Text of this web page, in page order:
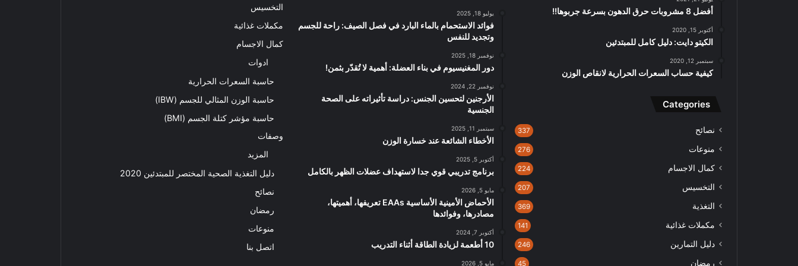
أفضل 8 مشروبات حرق الدهون بسرعة جربوها!!
أكتوبر 15, 2020
الكيتو دايت: دليل كامل للمبتدئين
سبتمبر 12, 2020
كيفية حساب السعرات الحرارية لانقاص الوزن
Categories
نصائح 337
منوعات 276
كمال الاجسام 224
التخسيس 207
التغذية 369
مكملات غذائية 141
دليل التمارين 246
رمضان 45
يوليو 18, 2025
فوائد الاستحمام بالماء البارد في فصل الصيف: راحة للجسم
وتجديد للنفس
نوفمبر 18, 2025
دور المغنيسيوم في بناء العضلة: أهمية لا تُقدّر بثمن!
نوفمبر 22, 2024
الأرجنين لتحسين الجنس: دراسة تأثيراته على الصحة
الجنسية
سبتمبر 11, 2025
الأخطاء الشائعة عند خسارة الوزن
أكتوبر 5, 2025
برنامج تدريبي قوي جدا لاستهداف عضلات الظهر بالكامل
مايو 5, 2026
الأحماض الأمينية الأساسية EAAs تعريفها، أهميتها،
مصادرها، وفوائدها
أكتوبر 7, 2024
10 أطعمة لزيادة الطاقة أثناء التدريب
مايو 5, 2026
التخسيس
مكملات غذائية
كمال الاجسام
ادوات
حاسبة السعرات الحرارية
حاسبة الوزن المثالي للجسم (IBW)
حاسبة مؤشر كتلة الجسم (BMI)
وصفات
المزيد
دليل التغذية الصحية المختصر للمبتدئين 2020​
نصائح
رمضان
منوعات
اتصل بنا